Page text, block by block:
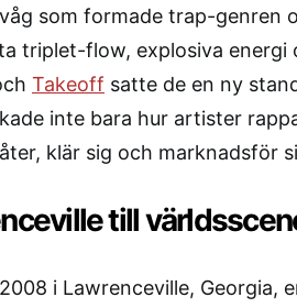
som formade trap-genren
triplet-flow, explosiva energi
Takeoff satte de en ny
inte bara hur artister
klär sig och marknadsför
till
i Lawrenceville, Georgia,